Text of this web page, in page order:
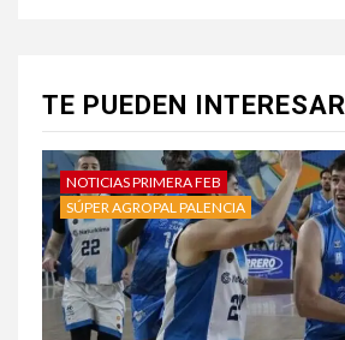
TE PUEDEN INTERESAR
NOTICIAS PRIMERA FEB
SÚPER AGROPAL PALENCIA